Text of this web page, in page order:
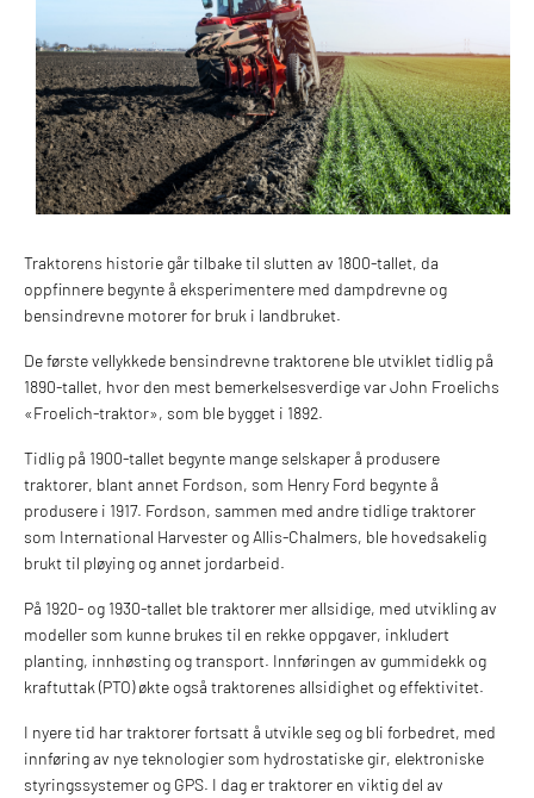
Traktorens historie går tilbake til slutten av 1800-tallet, da
oppfinnere begynte å eksperimentere med dampdrevne og
bensindrevne motorer for bruk i landbruket.
De første vellykkede bensindrevne traktorene ble utviklet tidlig på
1890-tallet, hvor den mest bemerkelsesverdige var John Froelichs
«Froelich-traktor», som ble bygget i 1892.
Tidlig på 1900-tallet begynte mange selskaper å produsere
traktorer, blant annet Fordson, som Henry Ford begynte å
produsere i 1917. Fordson, sammen med andre tidlige traktorer
som International Harvester og Allis-Chalmers, ble hovedsakelig
brukt til pløying og annet jordarbeid.
På 1920- og 1930-tallet ble traktorer mer allsidige, med utvikling av
modeller som kunne brukes til en rekke oppgaver, inkludert
planting, innhøsting og transport. Innføringen av gummidekk og
kraftuttak (PTO) økte også traktorenes allsidighet og effektivitet.
I nyere tid har traktorer fortsatt å utvikle seg og bli forbedret, med
innføring av nye teknologier som hydrostatiske gir, elektroniske
styringssystemer og GPS. I dag er traktorer en viktig del av